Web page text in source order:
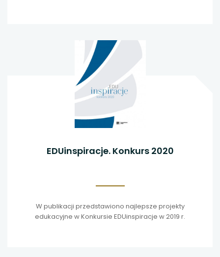
EDUinspiracje. Konkurs 2020
W publikacji przedstawiono najlepsze projekty
edukacyjne w Konkursie EDUinspiracje w 2019 r.